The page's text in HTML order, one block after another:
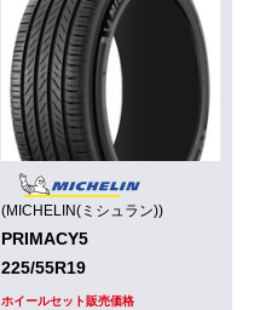
(MICHELIN(ミシュラン))
PRIMACY5
225/55R19
ホイールセット販売価格